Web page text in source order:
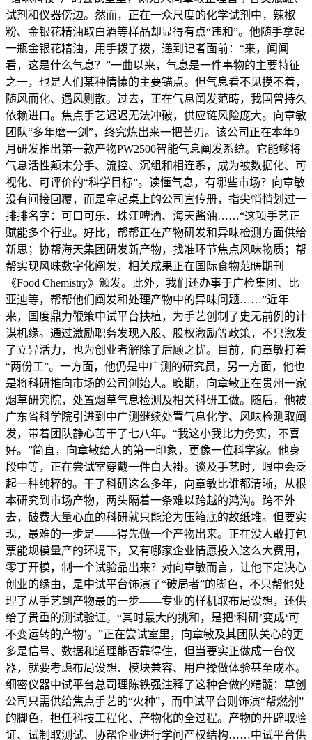
试剂和仪器傍边。然而，正在一众尺度的化学试剂中，辣椒
粉、金银花精油取白酒等样品却显得有点“违和”。他随手拿起
一瓶金银花精油，用手拨了拨，递到记者面前：“来，闻闻
看，这是什么气息？”一曲以来，气息是一件事物的主要特征
之一，也是人们某种情愫的主要锚点。但气息看不见摸不着，
随风而化、遇风则散。过去，正在气息阐发范畴，我国曾持久
依赖进口。焦点手艺迟迟无法冲破，供应链风险庞大。向章敏
团队“多年磨一剑”，终究炼出来一把芒刃。该公司正在本年9
月研发推出第一款产物PW2500智能气息阐发系统。它能够将
气息活性颠末分手、流控、沉组和相连系，成为被数据化、可
视化、可评价的“科学目标”。读懂气息，有哪些市场？向章敏
没有间接回覆，而是拿起桌上的公司宣传册，指尖悄悄划过一
排排名字：可口可乐、珠江啤酒、海天酱油……“这项手艺正
赋能多个行业。好比，帮帮正在产物研发和异味检测方面供给
新思；协帮海天集团研发新产物，找准环节焦点风味物质；帮
帮实现风味数字化阐发，相关成果正在国际食物范畴期刊
《Food Chemistry》颁发。此外，我们还办事于广检集团、比
亚迪等，帮帮他们阐发和处理产物中的异味问题……”近年
来，国度鼎力鞭策中试平台扶植，为手艺创制了史无前例的计
谋机缘。通过激励职务发现入股、股权激励等政策，不只激发
了立异活力，也为创业者解除了后顾之忧。目前，向章敏打着
“两份工”。一方面，他仍是中广测的研究员，另一方面，他也
是将科研推向市场的公司创始人。晚期，向章敏正在贵州一家
烟草研究院，处置烟草气息检测及相关科研工做。随后，他被
广东省科学院引进到中广测继续处置气息化学、风味检测取阐
发，带着团队静心苦干了七八年。“我这小我比力务实，不喜
好。”简直，向章敏给人的第一印象，更像一位科学家。他身
段中等，正在尝试室穿戴一件白大褂。谈及手艺时，眼中会泛
起一种纯粹的。干了科研这么多年，向章敏比谁都清晰，从根
本研究到市场产物，两头隔着一条难以跨越的鸿沟。跨不外
去，破费大量心血的科研就只能沦为压箱底的故纸堆。但要实
现，最难的一步是——得先做一个产物出来。正在没人敢打包
票能规模量产的环境下，又有哪家企业情愿投入这么大费用，
零丁开模，制一个试验品出来？对向章敏而言，让他下定决心
创业的缘由，是中试平台饰演了“破局者”的脚色，不只帮他处
理了从手艺到产物最的一步——专业的样机取布局设想，还供
给了贵重的测试验证。“其时最大的挑和，是把‘科研’变成‘可
不变运转的产物’。”正在尝试室里，向章敏及其团队关心的更
多是信号、数据和道理能否靠得住，但当要实正做成一台仪
器，就要考虑布局设想、模块兼容、用户操做体验甚至成本。
细密仪器中试平台总司理陈铁强注释了这种合做的精髓：草创
公司只需供给焦点手艺的“火种”，而中试平台则饰演“帮燃剂”
的脚色，担任科技工程化、产物化的全过程。产物的开辟取验
证、试制取测试、协帮企业进行学问产权结构……中试平台供